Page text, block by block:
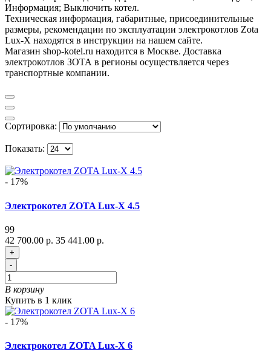
Информация; Выключить котел.
Техническая информация, габаритные, присоединительные
размеры, рекомендации по эксплуатации электрокотлов Zota
Lux-X находятся в инструкции на нашем сайте.
Магазин shop-kotel.ru находится в Москве. Доставка
электрокотлов ЗОТА в регионы осуществляется через
транспортные компании.
Сортировка:
Показать:
- 17%
Электрокотел ZOTA Lux-X 4.5
99
42 700.00 р. 35 441.00 р.
+
-
В корзину
Купить в 1 клик
- 17%
Электрокотел ZOTA Lux-X 6